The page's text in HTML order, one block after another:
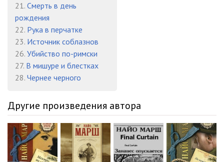
Глава 15-0
Глава 15-1
Глава 15-2
Глава 15-3
Глава 16-1
Глава 16-2 02:39
Глава 17-0 12:29
21. Смерть в день
рождения
22. Рука в перчатке
23. Источник соблазнов
26. Убийство по-римски
27. В мишуре и блестках
28. Чернее черного
Другие произведения автора